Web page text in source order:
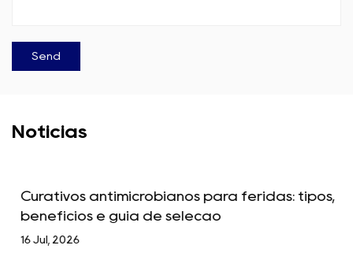
Notícias
Curativos antimicrobianos para feridas: tipos,
benefícios e guia de seleção
16 Jul, 2026